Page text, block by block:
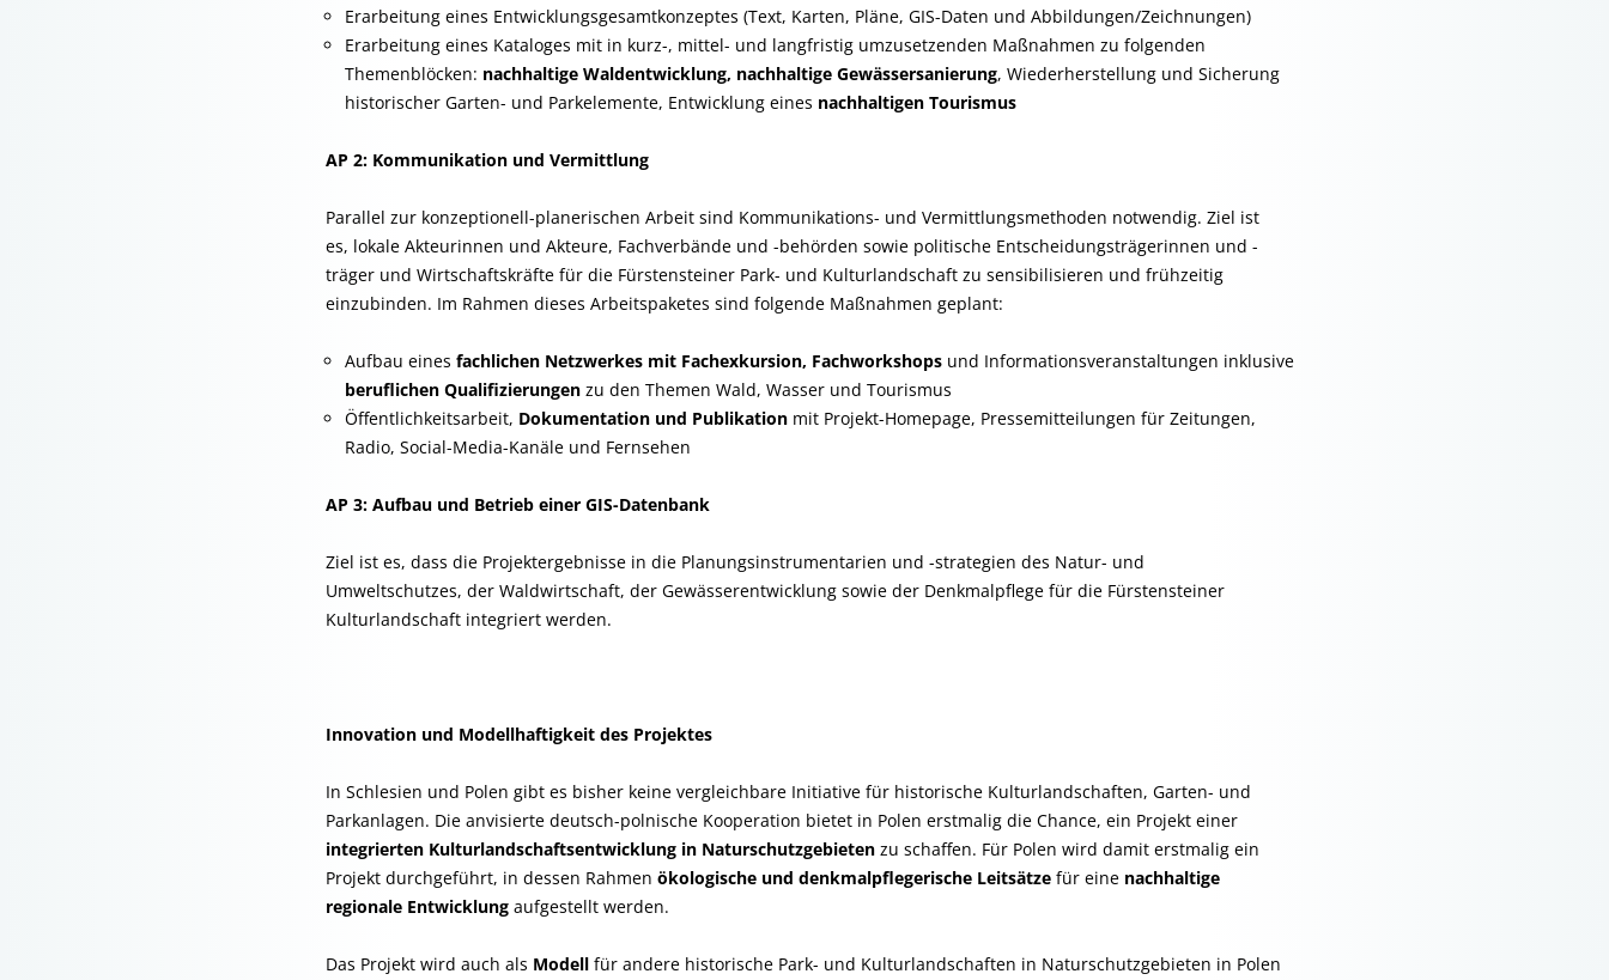
Erarbeitung eines Entwicklungsgesamtkonzeptes (Text, Karten, Pläne, GIS-Daten und Abbildungen/Zeichnungen)
Erarbeitung eines Kataloges mit in kurz-, mittel- und langfristig umzusetzenden Maßnahmen zu folgenden
Themenblöcken: nachhaltige Waldentwicklung, nachhaltige Gewässersanierung, Wiederherstellung und Sicherung
historischer Garten- und Parkelemente, Entwicklung eines nachhaltigen Tourismus
AP 2: Kommunikation und Vermittlung
Parallel zur konzeptionell-planerischen Arbeit sind Kommunikations- und Vermittlungsmethoden notwendig. Ziel ist
es, lokale Akteurinnen und Akteure, Fachverbände und -behörden sowie politische Entscheidungsträgerinnen und -
träger und Wirtschaftskräfte für die Fürstensteiner Park- und Kulturlandschaft zu sensibilisieren und frühzeitig
einzubinden. Im Rahmen dieses Arbeitspaketes sind folgende Maßnahmen geplant:
Aufbau eines fachlichen Netzwerkes mit Fachexkursion, Fachworkshops und Informationsveranstaltungen inklusive
beruflichen Qualifizierungen zu den Themen Wald, Wasser und Tourismus
Öffentlichkeitsarbeit, Dokumentation und Publikation mit Projekt-Homepage, Pressemitteilungen für Zeitungen,
Radio, Social-Media-Kanäle und Fernsehen
AP 3: Aufbau und Betrieb einer GIS-Datenbank
Ziel ist es, dass die Projektergebnisse in die Planungsinstrumentarien und -strategien des Natur- und
Umweltschutzes, der Waldwirtschaft, der Gewässerentwicklung sowie der Denkmalpflege für die Fürstensteiner
Kulturlandschaft integriert werden.
Innovation und Modellhaftigkeit des Projektes
In Schlesien und Polen gibt es bisher keine vergleichbare Initiative für historische Kulturlandschaften, Garten- und
Parkanlagen. Die anvisierte deutsch-polnische Kooperation bietet in Polen erstmalig die Chance, ein Projekt einer
integrierten Kulturlandschaftsentwicklung in Naturschutzgebieten zu schaffen. Für Polen wird damit erstmalig ein
Projekt durchgeführt, in dessen Rahmen ökologische und denkmalpflegerische Leitsätze für eine nachhaltige
regionale Entwicklung aufgestellt werden.
Das Projekt wird auch als Modell für andere historische Park- und Kulturlandschaften in Naturschutzgebieten in Polen